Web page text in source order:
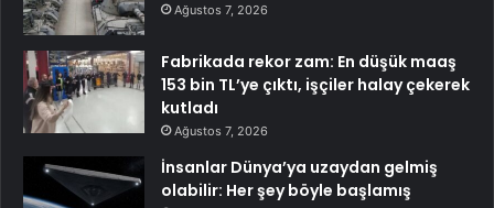
Ağustos 7, 2026
Fabrikada rekor zam: En düşük maaş
153 bin TL’ye çıktı, işçiler halay çekerek
kutladı
Ağustos 7, 2026
İnsanlar Dünya’ya uzaydan gelmiş
olabilir: Her şey böyle başlamış